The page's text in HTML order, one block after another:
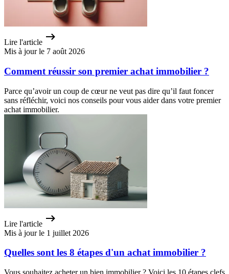
Lire l'article
Mis à jour le 7 août 2026
Comment réussir son premier achat immobilier ?
Parce qu’avoir un coup de cœur ne veut pas dire qu’il faut foncer
sans réfléchir, voici nos conseils pour vous aider dans votre premier
achat immobilier.
Lire l'article
Mis à jour le 1 juillet 2026
Quelles sont les 8 étapes d'un achat immobilier ?
Vous souhaitez acheter un bien immobilier ? Voici les 10 étapes clefs